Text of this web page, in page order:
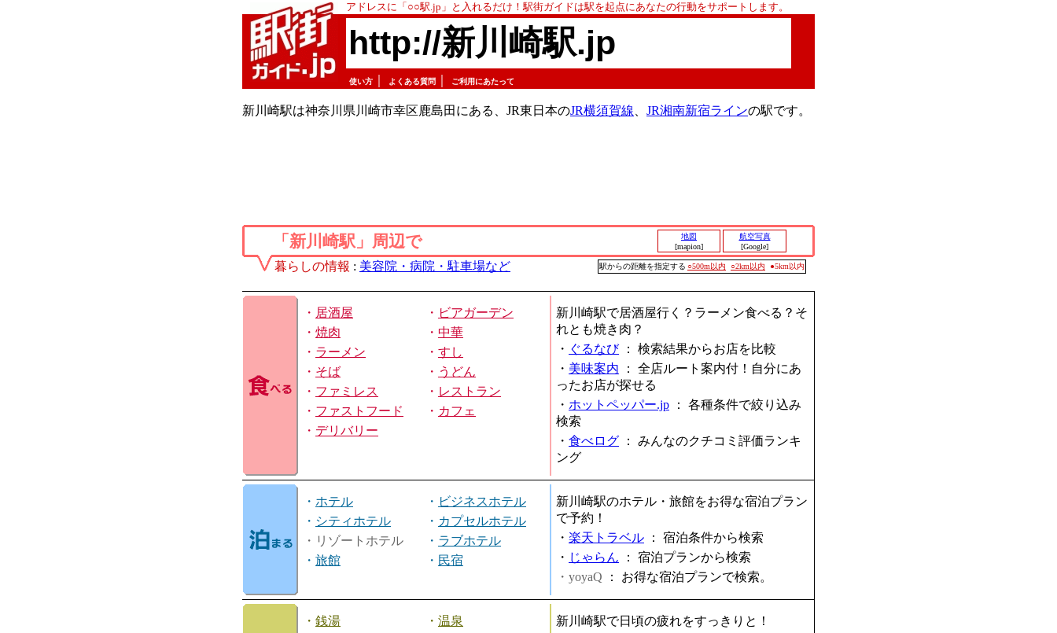
アドレスに「○○駅.jp」と入れるだけ！駅街ガイドは駅を起点にあなたの行動をサポートします。
http://新川崎駅.jp
使い方 よくある質問 ご利用にあたって
新川崎駅は神奈川県川崎市幸区鹿島田にある、JR東日本のJR横須賀線 JR湘南新宿ラインの駅です。
「新川崎駅」周辺で
地図
[mapion]
航空写真
[Google]
暮らしの情報 : 美容院・病院・駐車場など 駅からの距離を指定する ○500m以内 ○2km以内 ●5km以内
・ 居酒屋 ・ ビアガーデン
・ 焼肉 ・ 中華
・ ラーメン ・ すし
・ そば ・ うどん
・ ファミレス ・ レストラン
・ ファストフード ・ カフェ
・ デリバリー
新川崎駅で居酒屋行く？ラーメン食べる？そ
れとも焼き肉？
・ ぐるなび： 検索結果からお店を比較
・ 美味案内 ： 全店ルート案内付！自分にあ
ったお店が探せる
・ ホットペッパー.jp ： 各種条件で絞り込み
検索
・ 食べログ ： みんなのクチコミ評価ランキ
ング
・ ホテル ・ ビジネスホテル
・ シティホテル ・ カプセルホテル
・リゾートホテル
・ ラブホテル
・ 旅館 ・ 民宿
新川崎駅のホテル・旅館をお得な宿泊プラン
で予約！
・ 楽天トラベル ： 宿泊条件から検索
・ じゃらん ： 宿泊プランから検索
・yoyaQ ： お得な宿泊プランで検索。
・ 銭湯 ・ 温泉
新川崎駅で日頃の疲れをすっきりと！